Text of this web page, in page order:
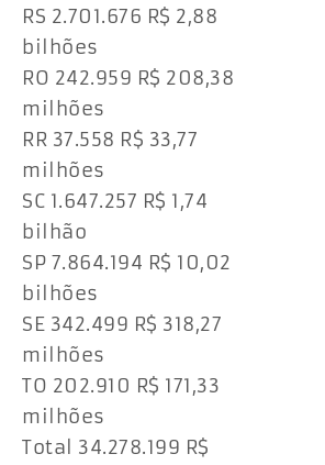
RS 2.701.676 R$ 2,88
bilhões
RO 242.959 R$ 208,38
milhões
RR 37.558 R$ 33,77
milhões
SC 1.647.257 R$ 1,74
bilhão
SP 7.864.194 R$ 10,02
bilhões
SE 342.499 R$ 318,27
milhões
TO 202.910 R$ 171,33
milhões
Total 34.278.199 R$